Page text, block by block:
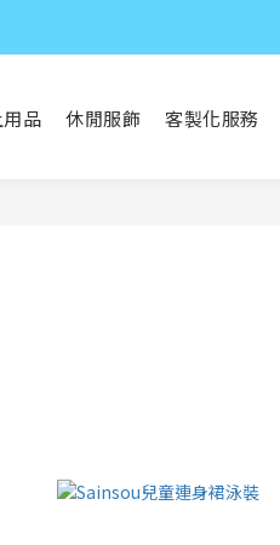
品 休閒服飾 客製化服務